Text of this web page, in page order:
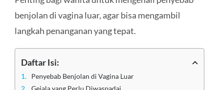
benjolan di vagina luar, agar bisa mengambil
langkah penanganan yang tepat.
Daftar Isi:
Penyebab Benjolan di Vagina Luar
Gejala yang Perlu Diwaspadai